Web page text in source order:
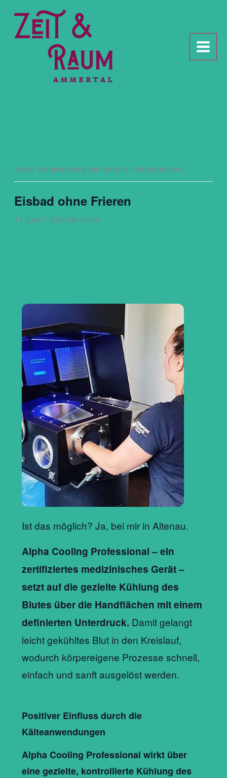
Inhalt
springen
Diese Veranstaltung hat bereits stattgefunden.
Eisbad ohne Frieren
11. Juni // 9:30 bis 16:00
Ist das möglich? Ja, bei mir in Altenau.
Alpha Cooling Professional – ein
zertifiziertes medizinisches Gerät –
setzt auf die gezielte Kühlung des
Blutes über die Handflächen mit einem
definierten Unterdruck. Damit gelangt
leicht gekühltes Blut in den Kreislauf,
wodurch körpereigene Prozesse schnell,
einfach und sanft ausgelöst werden.
Positiver Einfluss durch die
Kälteanwendungen
Alpha Cooling Professional wirkt über
eine gezielte, kontrollierte Kühlung des